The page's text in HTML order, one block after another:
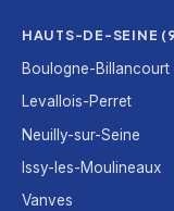
HAUTS-DE-SEINE
Boulogne-Billancourt
Levallois-Perret
Neuilly-sur-Seine
Issy-les-Moulineaux
Vanves